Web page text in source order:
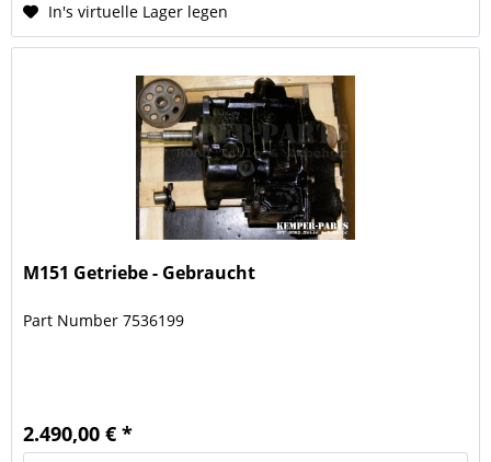
In's virtuelle Lager legen
M151 Getriebe - Gebraucht
Part Number 7536199
2.490,00 € *